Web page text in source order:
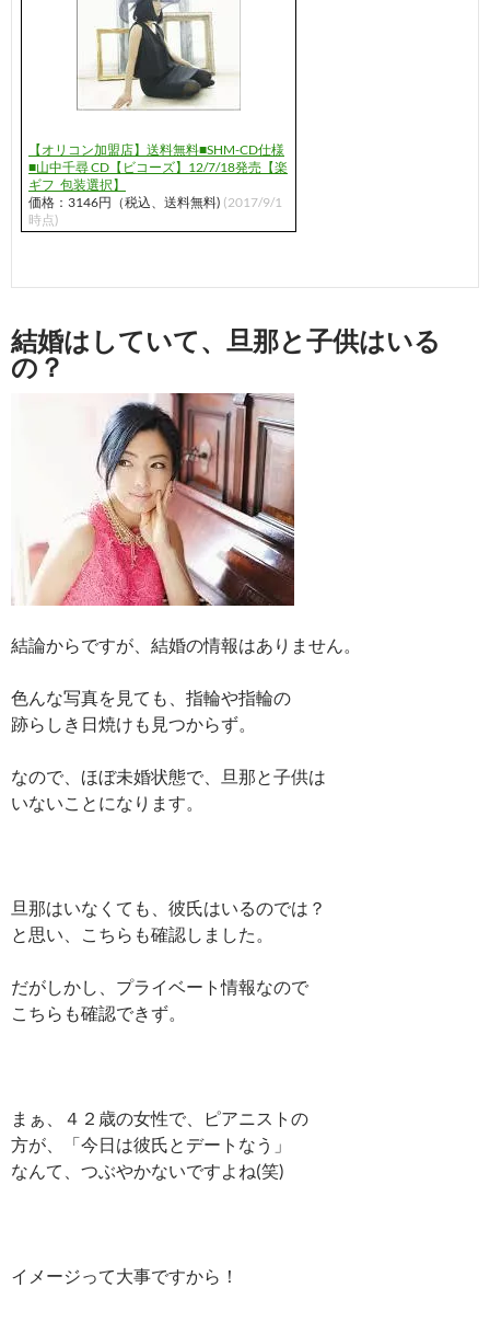
【オリコン加盟店】送料無料■SHM-CD仕様
■山中千尋 CD【ビコーズ】12/7/18発売【楽
ギフ_包装選択】
価格：3146円（税込、送料無料) (2017/9/1
時点)
結婚はしていて、旦那と子供はいる
の？
結論からですが、結婚の情報はありません。
色んな写真を見ても、指輪や指輪の
跡らしき日焼けも見つからず。
なので、ほぼ未婚状態で、旦那と子供は
いないことになります。
旦那はいなくても、彼氏はいるのでは？
と思い、こちらも確認しました。
だがしかし、プライベート情報なので
こちらも確認できず。
まぁ、４２歳の女性で、ピアニストの
方が、「今日は彼氏とデートなう」
なんて、つぶやかないですよね(笑)
イメージって大事ですから！